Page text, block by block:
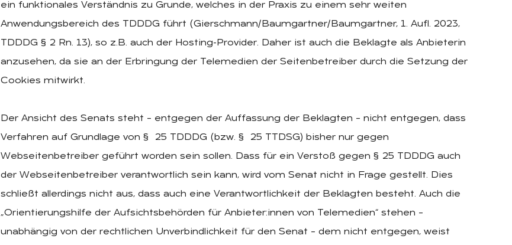
ein funktionales Verständnis zu Grunde, welches in der Praxis zu einem sehr weiten
Anwendungsbereich des TDDDG führt (Gierschmann/Baumgartner/Baumgartner, 1. Aufl. 2023,
TDDDG § 2 Rn. 13), so z.B. auch der Hosting-Provider. Daher ist auch die Beklagte als Anbieterin
anzusehen, da sie an der Erbringung der Telemedien der Seitenbetreiber durch die Setzung der
Cookies mitwirkt.
Der Ansicht des Senats steht – entgegen der Auffassung der Beklagten – nicht entgegen, dass
Verfahren auf Grundlage von § 25 TDDDG (bzw. § 25 TTDSG) bisher nur gegen
Webseitenbetreiber geführt worden sein sollen. Dass für ein Verstoß gegen § 25 TDDDG auch
der Webseitenbetreiber verantwortlich sein kann, wird vom Senat nicht in Frage gestellt. Dies
schließt allerdings nicht aus, dass auch eine Verantwortlichkeit der Beklagten besteht. Auch die
„Orientierungshilfe der Aufsichtsbehörden für Anbieter:innen von Telemedien“ stehen –
unabhängig von der rechtlichen Unverbindlichkeit für den Senat – dem nicht entgegen, weist